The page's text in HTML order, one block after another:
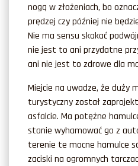
nogą w złożeniach, bo
prędzej czy później nie
Nie ma sensu skakać
nie jest to ani przydatne
ani nie jest to zdrowe dla
Miejcie na uwadze, że duży
turystyczny został
asfalcie. Ma potężne
stanie wyhamować go z
terenie te mocne hamulce
zaciski na ogromnych